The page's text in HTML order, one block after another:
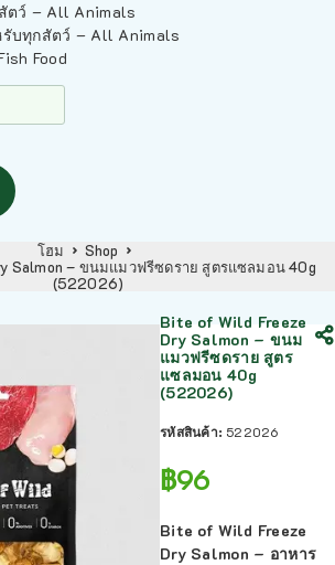
ตว์ – All Animals
รับทุกสัตว์ – All Animals
Food
โฮม
Shop
Salmon – ขนมแมวฟรีซดราย สูตรแซลมอน 40g
(522026)
Bite of Wild Freeze
Dry Salmon – ขนม
แมวฟรีซดราย สูตร
แซลมอน 40g
(522026)
รหัสสินค้า: 522026
฿96
Bite of Wild Freeze
Dry Salmon – อาหาร